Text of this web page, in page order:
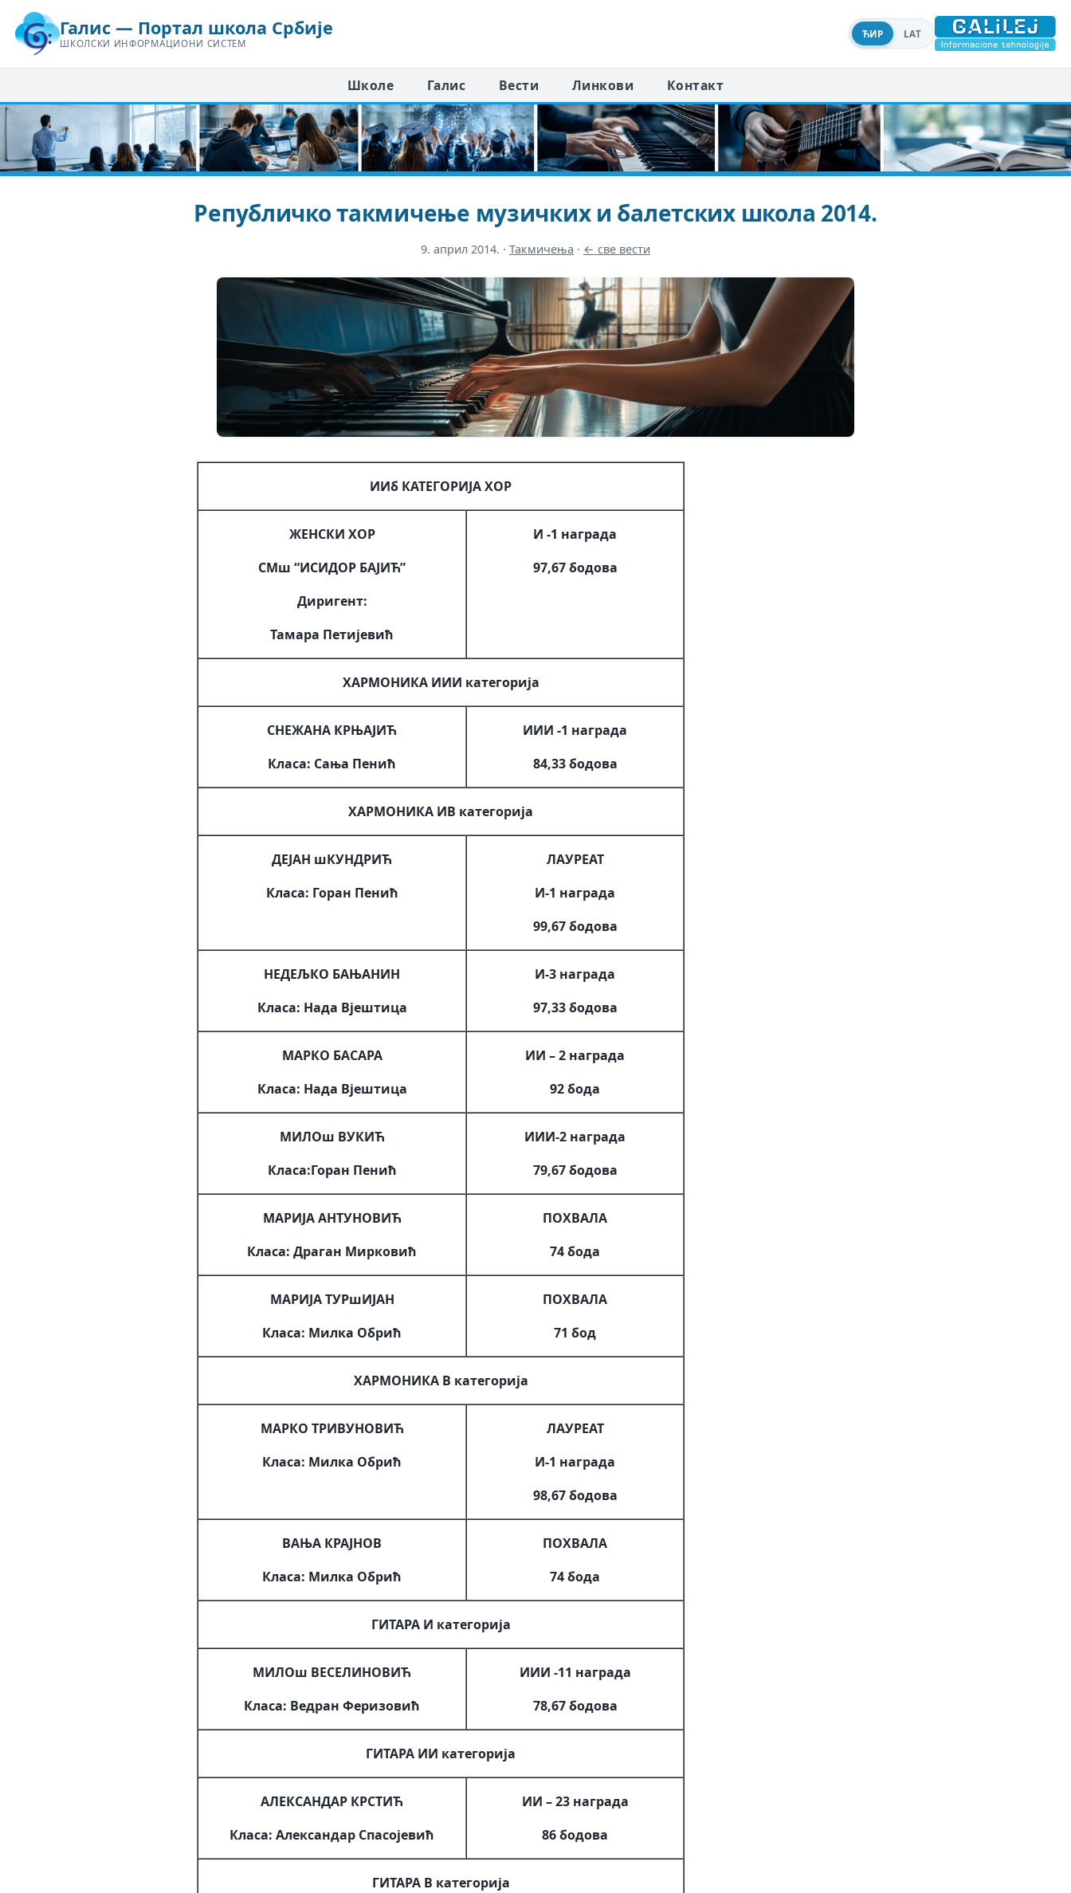
Галис — Портал школа Србије
ШКОЛСКИ ИНФОРМАЦИОНИ СИСТЕМ
ЋИР LAT
Школе Галис Вести Линкови Контакт
Републичко такмичење музичких и балетских школа 2014.
9. април 2014. · Такмичења · ← све вести
ИИб КАТЕГОРИЈА ХОР
ЖЕНСКИ ХОР
СМш “ИСИДОР БАЈИЋ”
Диригент:
Тамара Петијевић
И -1 награда
97,67 бодова
ХАРМОНИКА ИИИ категорија
СНЕЖАНА КРЊАЈИЋ
Класа: Сања Пенић
ИИИ -1 награда
84,33 бодова
ХАРМОНИКА ИВ категорија
ДЕЈАН шКУНДРИЋ
Класа: Горан Пенић
ЛАУРЕАТ
И-1 награда
99,67 бодова
НЕДЕЉКО БАЊАНИН
Класа: Нада Вјештица
И-3 награда
97,33 бодова
МАРКО БАСАРА
Класа: Нада Вјештица
ИИ – 2 награда
92 бода
МИЛОш ВУКИЋ
Класа:Горан Пенић
ИИИ-2 награда
79,67 бодова
МАРИЈА АНТУНОВИЋ
Класа: Драган Мирковић
ПОХВАЛА
74 бода
МАРИЈА ТУРшИЈАН
Класа: Милка Обрић
ПОХВАЛА
71 бод
ХАРМОНИКА В категорија
МАРКО ТРИВУНОВИЋ
Класа: Милка Обрић
ЛАУРЕАТ
И-1 награда
98,67 бодова
ВАЊА КРАЈНОВ
Класа: Милка Обрић
ПОХВАЛА
74 бода
ГИТАРА И категорија
МИЛОш ВЕСЕЛИНОВИЋ
Класа: Ведран Феризовић
ИИИ -11 награда
78,67 бодова
ГИТАРА ИИ категорија
АЛЕКСАНДАР КРСТИЋ
Класа: Александар Спасојевић
ИИ – 23 награда
86 бодова
ГИТАРА В категорија